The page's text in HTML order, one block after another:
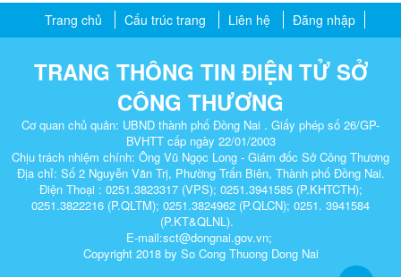
Trang chủ Cấu trúc trang Liên hệ Đăng nhập
TRANG THÔNG TIN ĐIỆN TỬ SỞ
CÔNG THƯƠNG
Cơ quan chủ quản: UBND thành phố Đồng Nai . Giấy phép số 26/GP-
BVHTT cấp ngày 22/01/2003
Chịu trách nhiệm chính: Ông Vũ Ngọc Long - Giám đốc Sở Công Thương
Địa chỉ: Số 2 Nguyễn Văn Trị, Phường Trấn Biên, Thành phố Đồng Nai.
Điện Thoại : 0251.3823317 (VPS); 0251.3941585 (P.KHTCTH);
0251.3822216 (P.QLTM); 0251.3824962 (P.QLCN); 0251. 3941584
(P.KT&QLNL).
E-mail:sct@dongnai.gov.vn;
Copyright 2018 by So Cong Thuong Dong Nai​